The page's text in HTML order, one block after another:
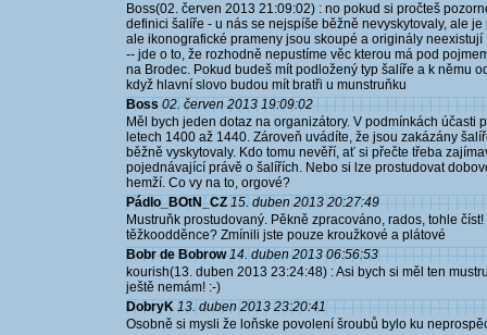
Boss(02. červen 2013 21:09:02) : no pokud si pročteš
definici šalíře - u nás se nejspíše běžně nevyskytovaly, ale
ale ikonografické prameny jsou skoupé a originály neexistují
-- jde o to, že rozhodně nepustíme věc kterou má pod
na Brodec. Pokud budeš mít podložený typ šalíře a k němu
když hlavní slovo budou mít bratři u munstruňku
Boss 02. červen 2013 19:09:02
Měl bych jeden dotaz na organizátory. V podmínkách účasti
letech 1400 až 1440. Zároveň uvádíte, že jsou zakázány
běžně vyskytovaly. Kdo tomu nevěří, ať si přečte třeba
pojednávající právě o šalířích. Nebo si lze prostudovat
hemží. Co vy na to, orgové?
Pádlo_BOtN_CZ 15. duben 2013 20:27:49
Mustruňk prostudovaný. Pěkně zpracováno, rados, tohle
těžkoodděnce? Zmínili jste pouze kroužkové a plátové
Bobr de Bobrow 14. duben 2013 06:56:53
kourish(13. duben 2013 23:24:48) : Asi bych si měl ten
ještě nemám! :-)
DobryK 13. duben 2013 23:20:41
Osobně si mysli že loňske povolení šroubů bylo ku